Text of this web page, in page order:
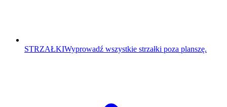
STRZAŁKIWyprowadź wszystkie strzałki poza planszę.